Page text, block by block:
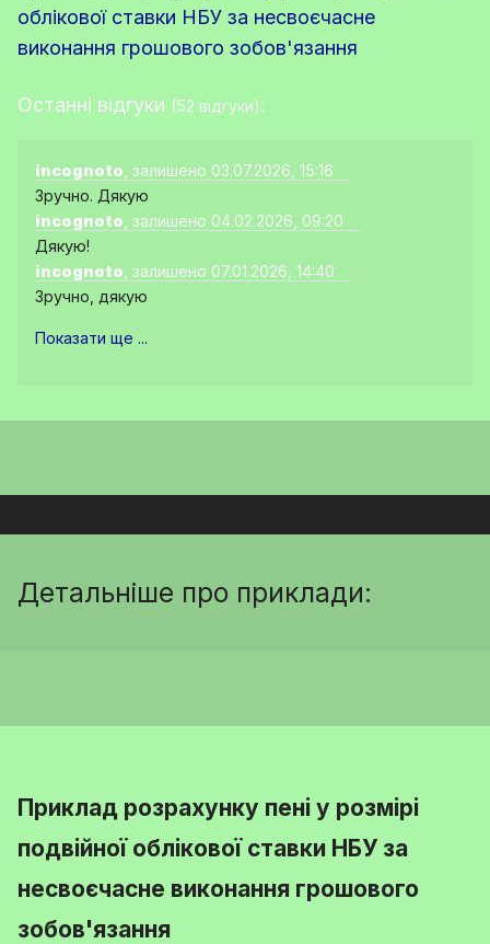
облікової ставки НБУ за несвоєчасне
виконання грошового зобов'язання
Останні відгуки (52 відгуки):
incognoto , залишено 03.07.2026, 15:16
Зручно. Дякую
incognoto , залишено 04.02.2026, 09:20
Дякую!
incognoto , залишено 07.01.2026, 14:40
Зручно, дякую
Показати ще ...
Детальніше про приклади:
Приклад розрахунку пені у розмірі
подвійної облікової ставки НБУ за
несвоєчасне виконання грошового
зобов'язання